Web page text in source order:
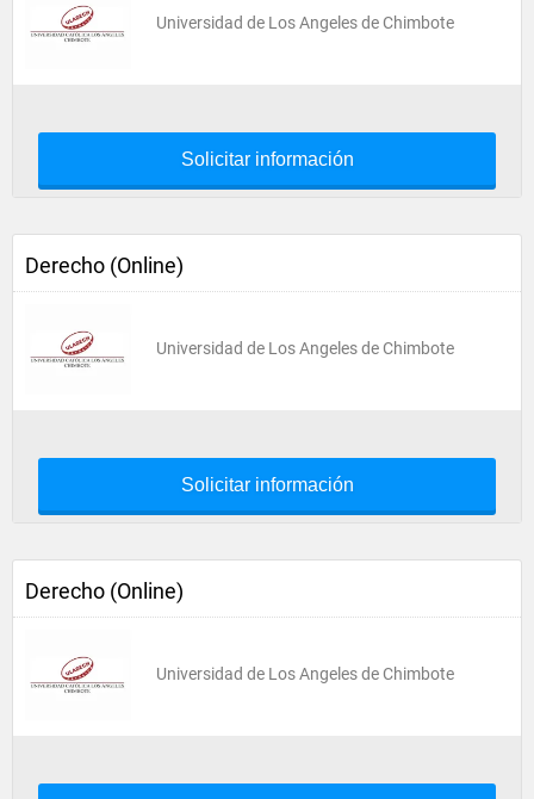
Universidad de Los Angeles de Chimbote
Solicitar información
Derecho (Online)
Universidad de Los Angeles de Chimbote
Solicitar información
Derecho (Online)
Universidad de Los Angeles de Chimbote